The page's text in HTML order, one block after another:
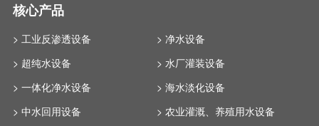
核心产品
> 工业反渗透设备
> 净水设备
> 超纯水设备
> 水厂灌装设备
> 一体化净水设备
> 海水淡化设备
> 中水回用设备
> 农业灌溉、养殖用水设备